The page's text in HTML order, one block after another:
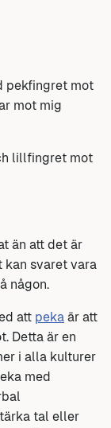
pekfingret mot
mot mig
lillfingret mot
än att det är
kan svaret vara
någon.
att peka är att
Detta är en
i alla kulturer
med
tal eller